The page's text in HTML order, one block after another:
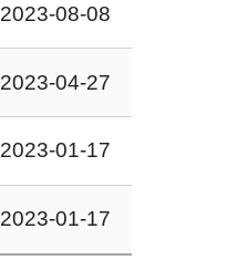
2023-08-08
2023-04-27
2023-01-17
2023-01-17